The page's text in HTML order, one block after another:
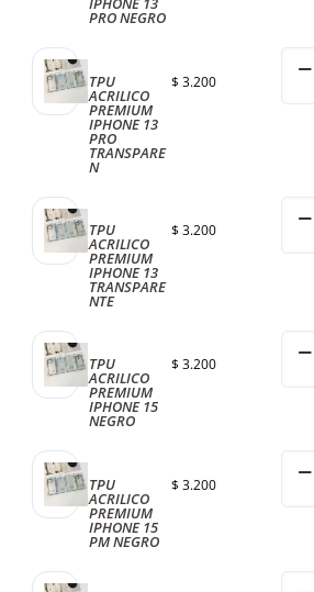
PRO NEGRO
TPU
ACRILICO
PREMIUM
IPHONE 13
PRO
TRANSPARE
N
$ 3.200
TPU
ACRILICO
PREMIUM
IPHONE 13
TRANSPARE
NTE
$ 3.200
TPU
ACRILICO
PREMIUM
IPHONE 15
NEGRO
$ 3.200
TPU
ACRILICO
PREMIUM
IPHONE 15
PM NEGRO
$ 3.200